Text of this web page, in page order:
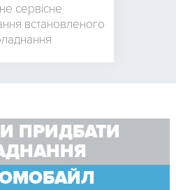
сервісне
встановленого
ПРИДБАТИ